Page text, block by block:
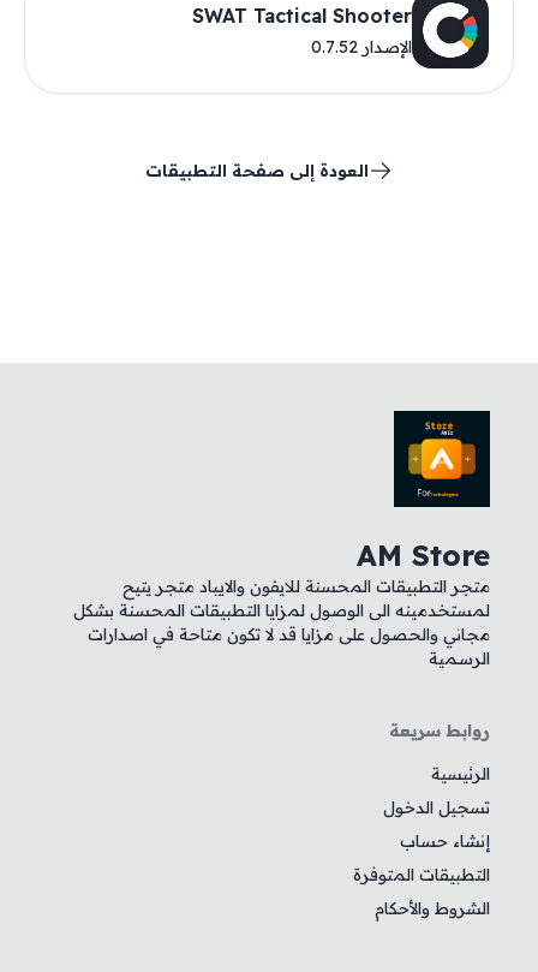
SWAT Tactical Shooter
الإصدار 0.7.52
العودة إلى صفحة التطبيقات
AM Store
متجر التطبيقات المحسنة للايفون والايباد متجر يتيح
لمستخدمينه الى الوصول لمزايا التطبيقات المحسنة بشكل
مجاني والحصول على مزايا قد لا تكون متاحة في اصدارات
الرسمية
روابط سريعة
الرئيسية
تسجيل الدخول
إنشاء حساب
التطبيقات المتوفرة
الشروط والأحكام